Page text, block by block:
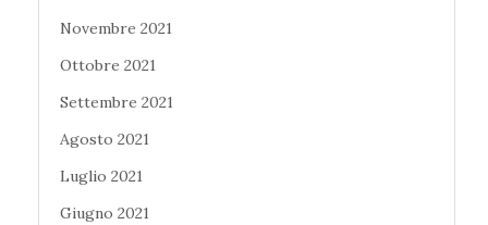
Novembre 2021
Ottobre 2021
Settembre 2021
Agosto 2021
Luglio 2021
Giugno 2021